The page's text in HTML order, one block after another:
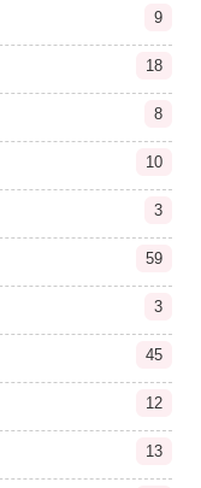
9
18
8
10
3
59
3
45
12
13